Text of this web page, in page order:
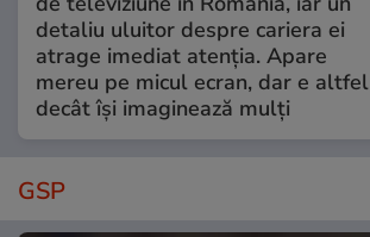
detaliu uluitor despre cariera ei
atrage imediat atenția. Apare
mereu pe micul ecran, dar e altfel
decât își imaginează mulți
GSP